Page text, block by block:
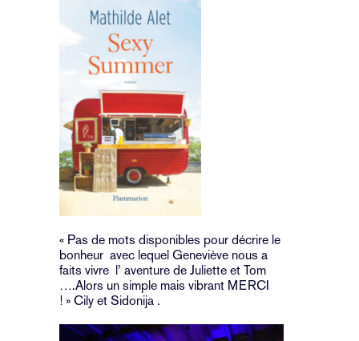
« Pas de mots disponibles pour décrire le
bonheur avec lequel Geneviève nous a
faits vivre l’ aventure de Juliette et Tom
….Alors un simple mais vibrant MERCI
! » Cily et Sidonija .